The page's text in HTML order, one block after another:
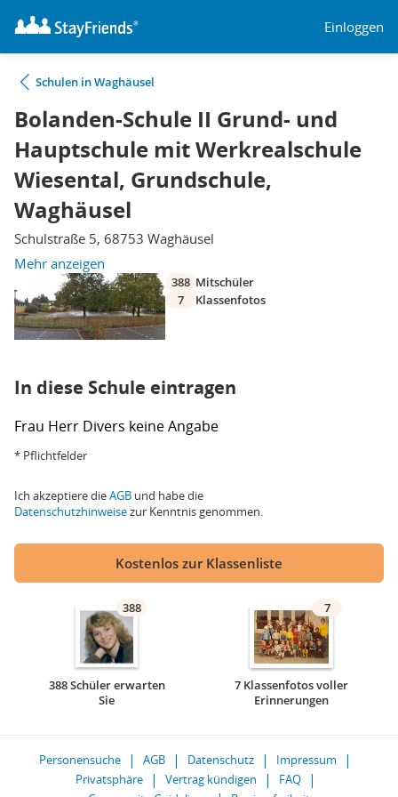
Einloggen
Schulen in Waghäusel
Bolanden-Schule II Grund- und
Hauptschule mit Werkrealschule
Wiesental, Grundschule,
Waghäusel
Schulstraße 5, 68753 Waghäusel
Mehr anzeigen
388 Mitschüler
7
Klassenfotos
In diese Schule eintragen
Frau Herr Divers keine Angabe
* Pflichtfelder
Ich akzeptiere dieAGB und habe die
Datenschutzhinweisezur Kenntnis genommen.
Kostenlos zur Klassenliste
388
388 Schüler erwarten
Sie
7
7 Klassenfotos voller
Erinnerungen
Personensuche AGB Datenschutz
Impressum
Privatsphäre
Vertrag kündigen
FAQ